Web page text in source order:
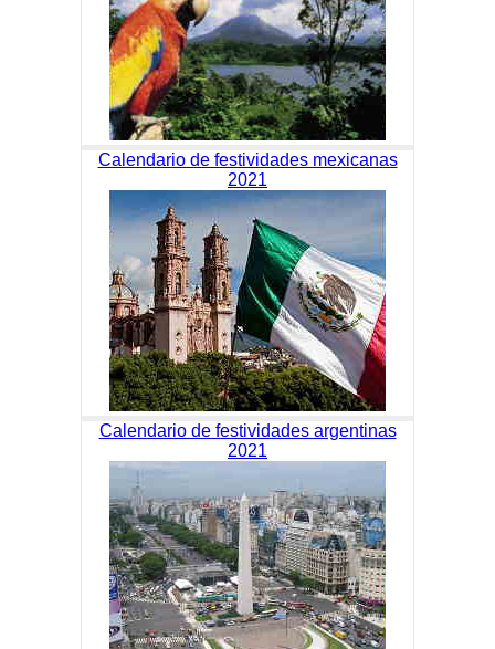
Calendario de festividades mexicanas
2021
Calendario de festividades argentinas
2021